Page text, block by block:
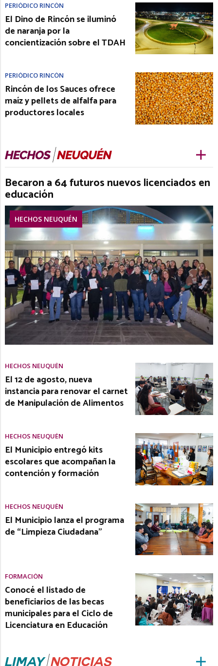
PERIÓDICO RINCÓN
El Dino de Rincón se iluminó
de naranja por la
concientización sobre el TDAH
PERIÓDICO RINCÓN
Rincón de los Sauces ofrece
maíz y pellets de alfalfa para
productores locales
Becaron a 64 futuros nuevos licenciados en
educación
HECHOS NEUQUÉN
HECHOS NEUQUÉN
El 12 de agosto, nueva
instancia para renovar el carnet
de Manipulación de Alimentos
HECHOS NEUQUÉN
El Municipio entregó kits
escolares que acompañan la
contención y formación
HECHOS NEUQUÉN
El Municipio lanza el programa
de “Limpieza Ciudadana”
FORMACIÓN
Conocé el listado de
beneficiarios de las becas
municipales para el Ciclo de
Licenciatura en Educación